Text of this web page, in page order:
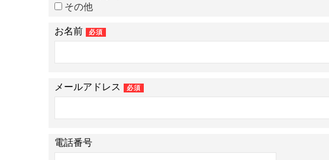
その他
お名前 必須
メールアドレス 必須
電話番号